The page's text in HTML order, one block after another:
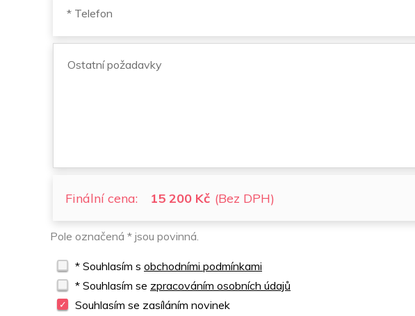
Finální cena: 15 200 Kč (Bez DPH)
Pole označená * jsou povinná.
* Souhlasím s obchodními podmínkami
* Souhlasím se zpracováním osobních údajů
Souhlasím se zasíláním novinek